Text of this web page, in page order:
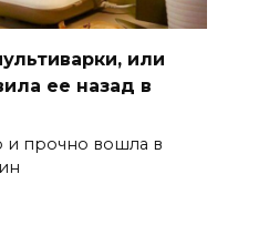
или
ее назад в
и прочно вошла в